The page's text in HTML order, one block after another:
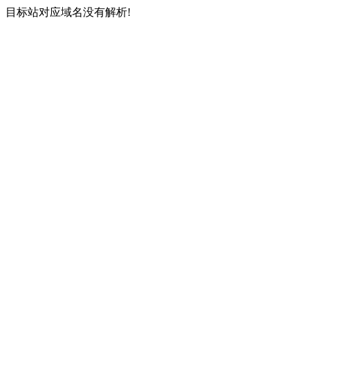
目标站对应域名没有解析!